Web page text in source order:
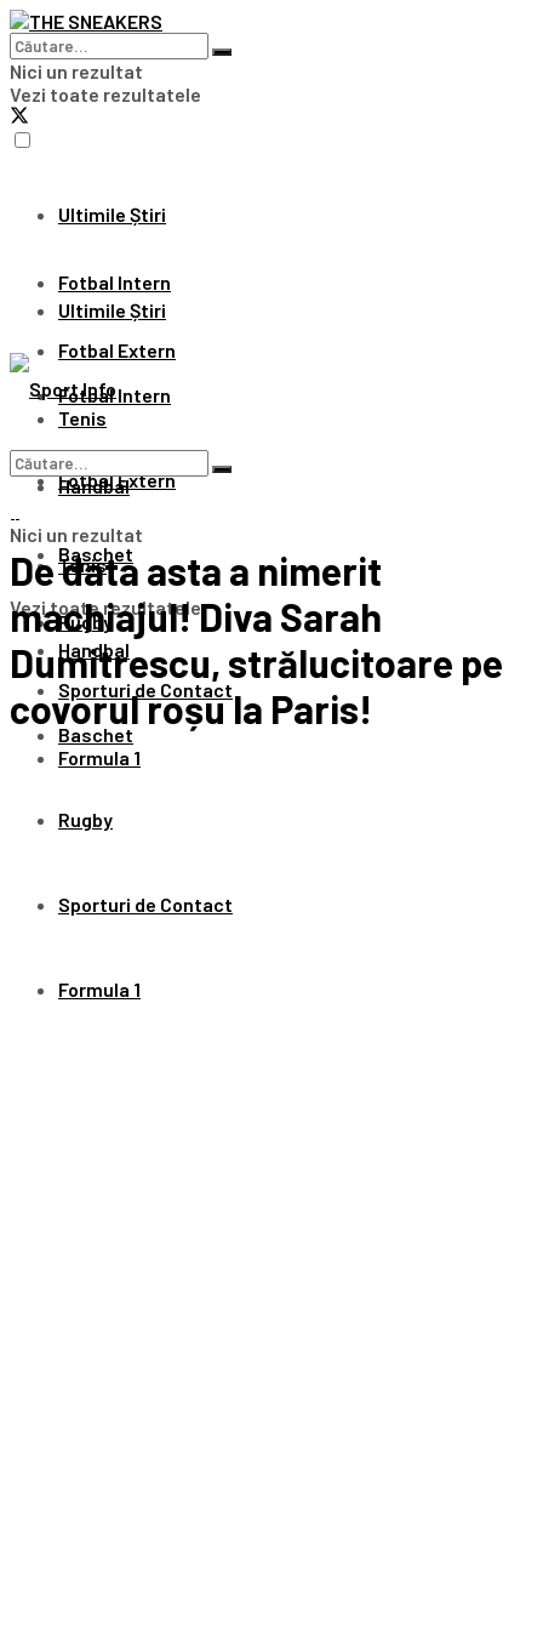
Nici un rezultat
Vezi toate rezultatele
Ultimile Știri
Fotbal Intern
Fotbal Extern
Tenis
Handbal
Baschet
Rugby
Sporturi de Contact
Formula 1
Ultimile Știri
Fotbal Intern
Fotbal Extern
Tenis
Handbal
Baschet
Rugby
Sporturi de Contact
Formula 1
Nici un rezultat
Vezi toate rezultatele
De data asta a nimerit
machiajul! Diva Sarah
Dumitrescu, strălucitoare pe
covorul roșu la Paris!